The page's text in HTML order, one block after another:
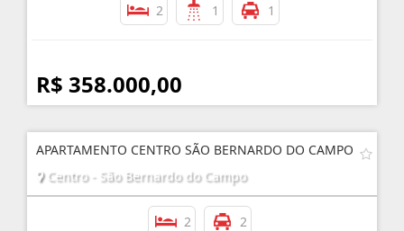
2 1 1
R$ 358.000,00
APARTAMENTO CENTRO SÃO BERNARDO DO CAMPO
Centro - São Bernardo do Campo
2 2